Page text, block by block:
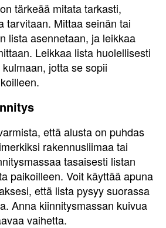
tärkeää mitata tarkasti,
tarvitaan. Mittaa seinän tai
lista asennetaan, ja leikkaa
Leikkaa lista huolellisesti
jotta se sopii
että alusta on puhdas
rakennusliimaa tai
tasaisesti listan
paikoilleen. Voit käyttää apuna
että lista pysyy suorassa
Anna kiinnitysmassan kuivua
vaihetta.